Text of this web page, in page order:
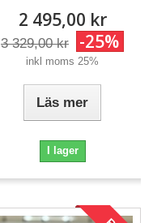
2 495,00 kr
3 329,00 kr -25%
inkl moms 25%
Läs mer
I lager